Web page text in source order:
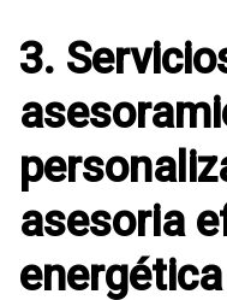
3.
asesoria